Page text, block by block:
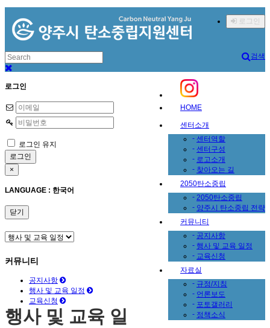
로그인
검색
HOME
센터소개
- 센터역할
- 센터구성
- 로고소개
- 찾아오는 길
2050탄소중립
- 2050탄소중립
- 양주시 탄소중립 전략
커뮤니티
- 공지사항
- 행사 및 교육 일정
- 교육신청
자료실
- 규정/지침
- 언론보도
- 포토갤러리
- 정책소식
로그인
로그인 유지
×
LANGUAGE : 한국어
닫기
커뮤니티
공지사항
행사 및 교육 일정
교육신청
행사 및 교육 일